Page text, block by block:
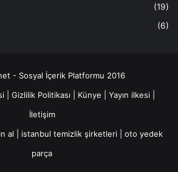
(19)
(6)
- Sosyal İçerik Platformu 2016
Gizlilik Politikası Künye Yayın ilkesi
İletişim
al
istanbul temizlik şirketleri
oto yedek
parça